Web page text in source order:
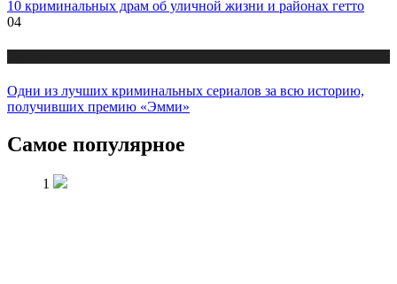
10 криминальных драм об уличной жизни и районах гетто
04
Одни из лучших криминальных сериалов за всю историю,
получивших премию «Эмми»
Самое популярное
1